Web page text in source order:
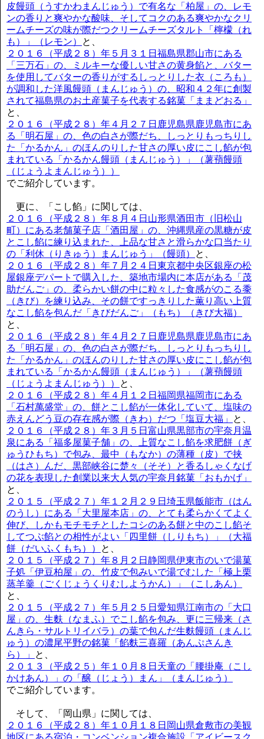
皮饅頭（うすかわまんじゅう）で有名な「柏屋」の、レモ
ンの香りと爽やかな酸味、そしてコクのある爽やかなクリ
ームチーズの味が際だつクリームチーズタルト「檸檬（れ
も）」（レモン）
と、
２０１６（平成２８）年５月３１日福島県郡山市にある
「三万石」の、ミルキーな優しい甘さの黄身餡と、バター
を使用してバターの香りがするしっとりした衣（ころも）
が調和した洋風饅頭（まんじゅう）の、昭和４２年に創製
されて福島県のお土産菓子を代表する銘菓「ままどおる」
と、
２０１６（平成２８）年４月２７日鹿児島県鹿児島市にあ
る「明石屋」の、色の白さが際だち、しっとりもっちりし
た「かるかん」のほんのりした甘さの厚い皮にこし餡が包
まれている「かるかん饅頭（まんじゅう）」（薯蕷饅頭
（じょうよまんじゅう））
でご紹介しています。
更に、「こし餡」に関しては、
２０１６（平成２８）年８月４日山形県酒田市（旧松山
町）にある老舗菓子店「酒田屋」の、沖縄県産の黒糖が皮
とこし餡に練り込まれた、上品な甘さと滑らかな口当たり
の「利休（りきゅう）まんじゅう」（饅頭）
と、
２０１６（平成２８）年７月２４日東京都中央区銀座の松
屋銀座デパートで購入した、築地市場内に本店がある「茂
助だんご」の、柔らかい餅の中に粒々した食感がのこる黍
（きび）を練り込み、その餅ですっきりした薫り高い上質
なこし餡を包んだ「きびだんご」（もち）（きび大福）
と、
２０１６（平成２８）年４月２７日鹿児島県鹿児島市にあ
る「明石屋」の、色の白さが際だち、しっとりもっちりし
た「かるかん」のほんのりした甘さの厚い皮にこし餡が包
まれている「かるかん饅頭（まんじゅう）」（薯蕷饅頭
（じょうよまんじゅう））
と、
２０１６（平成２８）年４月１２日福岡県福岡市にある
「石村萬盛堂」の、餅とこし餡が一体化していて、塩味の
赤えんどう豆の存在感が際（きわ）だつ「塩豆大福」
と、
２０１６（平成２８）年３月５日富山県黒部市の宇奈月温
泉にある「福多屋菓子舗」の、上質なこし餡を求肥餅（ぎ
ゅうひもち）で包み、最中（もなか）の薄種（皮）で挟
（はさ）んだ、黒部峡谷に楚々（そそ）と香るしゃくなげ
の花を表現した創業以来大人気の宇奈月銘菓「おもかげ」
と、
２０１５（平成２７）年１２月２９日埼玉県飯能市（はん
のうし）にある「大里屋本店」の、とても柔らかくてよく
伸び、しかもモチモチとしたコシのある餅と中のこし餡そ
してつぶ餡との相性がよい「四里餅（しりもち）」（大福
餅（だいふくもち））
と、
２０１５（平成２７）年８月２日静岡県伊東市のいで湯菓
子処「伊豆柏屋」の、竹皮で包みいで湯でむした「極上栗
蒸羊羹（ごくじょうくりむしようかん）」（こしあん）
と、
２０１５（平成２７）年５月２５日愛知県江南市の「大口
屋」の、生麩（なまふ）でこし餡を包み、更に三帰来（さ
んきら・サルトリイバラ）の葉で包んだ生麩饅頭（まんじ
ゅう）の濃尾平野の銘菓「餡麩三喜羅（あんぷさんき
ら）」
と、
２０１３（平成２５）年１０月８日天童の「腰掛庵（こし
かけあん）」の「醸（じょう）まん」（まんじゅう）
でご紹介しています。
そして、「岡山県」に関しては、
２０１６（平成２８）年１０月１８日岡山県倉敷市の美観
地区にある宿泊・コンベンション複合施設「アイビースク